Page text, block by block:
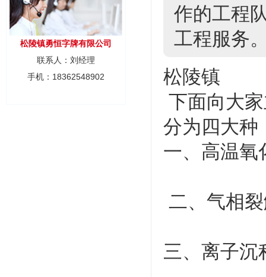
松陵镇勇恒字牌有限公司
联系人：刘经理
手机：18362548902
作的工程
工程服务
松陵镇
下面向大
分为四大种
一、高温氧
二、气相
三、离子沉